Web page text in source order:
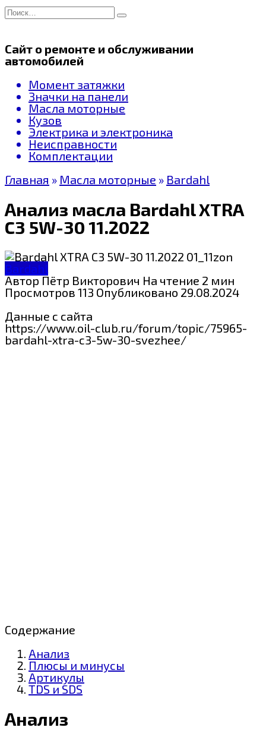
Перейти
к
Search
for:
Сайт о ремонте и обслуживании
автомобилей
Момент затяжки
Значки на панели
Масла моторные
Кузов
Электрика и электроника
Неисправности
Комплектации
Главная » Масла моторные » Bardahl
Анализ масла Bardahl XTRA
C3 5W-30 11.2022
Bardahl
АвторПётр Викторович На чтение 2 мин
Просмотров 113 Опубликовано 29.08.2024
Данные с сайта
https://www.oil-club.ru/forum/topic/75965-
bardahl-xtra-c3-5w-30-svezhee/
Содержание
Анализ
Плюсы и минусы
Артикулы
TDS и SDS
Анализ